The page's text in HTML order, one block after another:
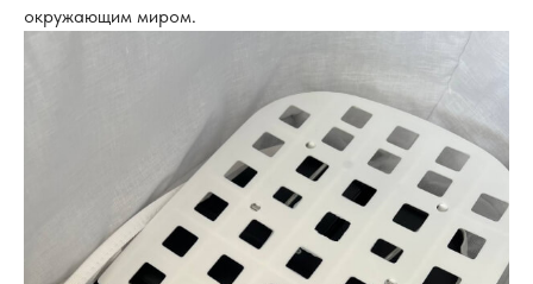
окружающим миром.